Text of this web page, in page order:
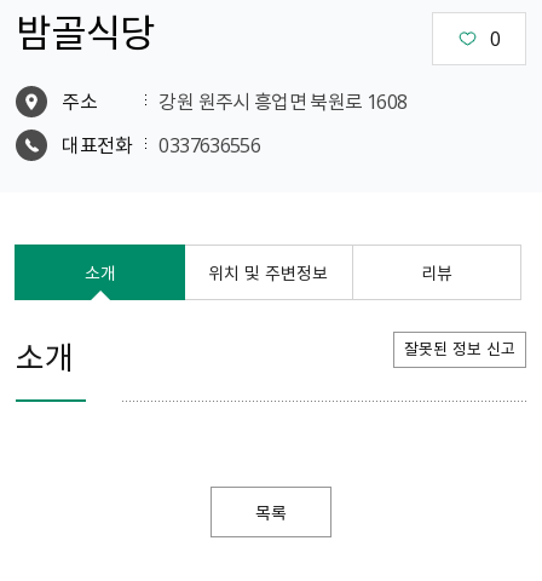
밤골식당 0
주소
강원 원주시 흥업면 북원로 1608
대표전화
0337636556
소개 위치 및 주변정보 리뷰
소개 잘못된 정보 신고
목록